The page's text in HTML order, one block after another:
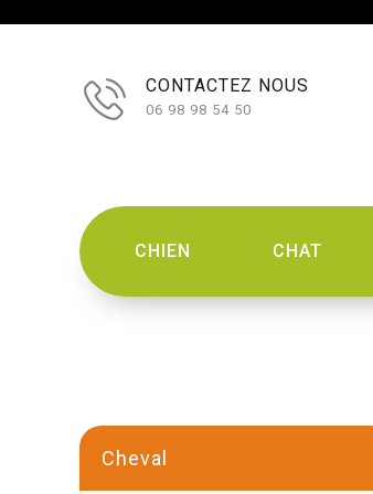
CONTACTEZ NOUS
06 98 98 54 50
CHIEN CHAT
Cheval